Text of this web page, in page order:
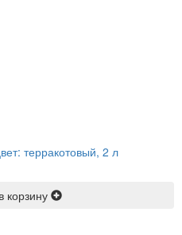
терракотовый, 2 л
корзину